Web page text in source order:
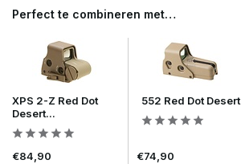
Perfect te combineren met…
XPS 2-Z Red Dot
Desert...
€84,90
552 Red Dot Desert
€74,90